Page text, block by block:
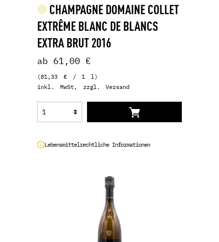
CHAMPAGNE DOMAINE COLLET
EXTRÊME BLANC DE BLANCS
EXTRA BRUT 2016
ab 61,00 €
(81,33 € / 1 l)
inkl. MwSt, zzgl. Versand
Lebensmittelrechtliche Informationen